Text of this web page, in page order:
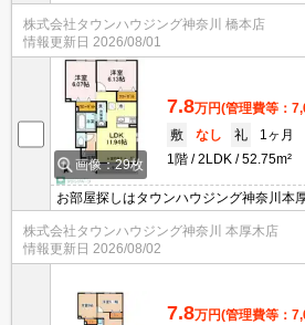
株式会社タウンハウジング神奈川 橋本店
情報更新日 2026/08/01
画像：29枚
7.8万円(管理費等：
敷
なし 礼
1ヶ月
1階
2LDK 52.75m²
お部屋探しはタウンハウジング神奈川本
株式会社タウンハウジング神奈川 本厚木店
情報更新日 2026/08/02
7.8万円(管理費等：